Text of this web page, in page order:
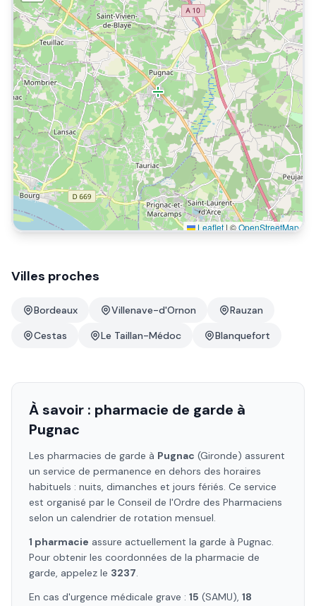
Leaflet | ©OpenStreetMap
Villes proches
Bordeaux Villenave-d'Ornon
Rauzan
Cestas
Le Taillan-Médoc Blanquefort
À savoir : pharmacie de garde à
Pugnac
Les pharmacies de garde à Pugnac (Gironde) assurent
un service de permanence en dehors des horaires
habituels : nuits, dimanches et jours fériés. Ce service
est organisé par le Conseil de l'Ordre des Pharmaciens
selon un calendrier de rotation mensuel.
1 pharmacie assure actuellement la garde à Pugnac.
Pour obtenir les coordonnées de la pharmacie de
garde, appelez le 3237.
En cas d'urgence médicale grave : 15 (SAMU), 18